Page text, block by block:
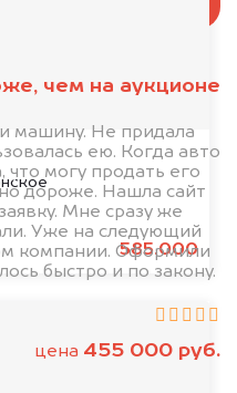
585.000
чем на аукционе
машину. Не придала
ею. Когда авто
что могу продать его
дороже. Нашла сайт
Мне сразу же
Уже на следующий
компании. Оформили
быстро и по закону.
цена 455 000 руб.
сумму.